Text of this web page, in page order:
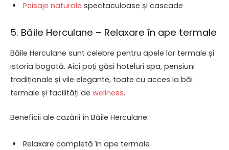
Peisaje naturale spectaculoase și cascade
5. Băile Herculane – Relaxare în ape termale
Băile Herculane sunt celebre pentru apele lor termale și
istoria bogată. Aici poți găsi hoteluri spa, pensiuni
tradiționale și vile elegante, toate cu acces la băi
termale și facilități de wellness.
Beneficii ale cazării în Băile Herculane:
Relaxare completă în ape termale